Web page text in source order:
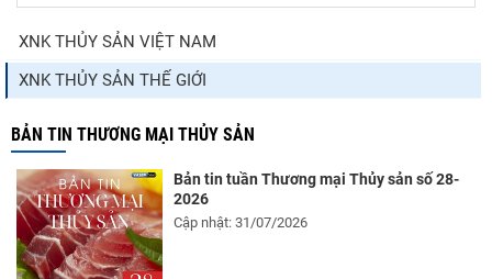
XNK THỦY SẢN VIỆT NAM
XNK THỦY SẢN THẾ GIỚI
BẢN TIN THƯƠNG MẠI THỦY SẢN
Bản tin tuần Thương mại Thủy sản số 28-
2026
Cập nhật: 31/07/2026